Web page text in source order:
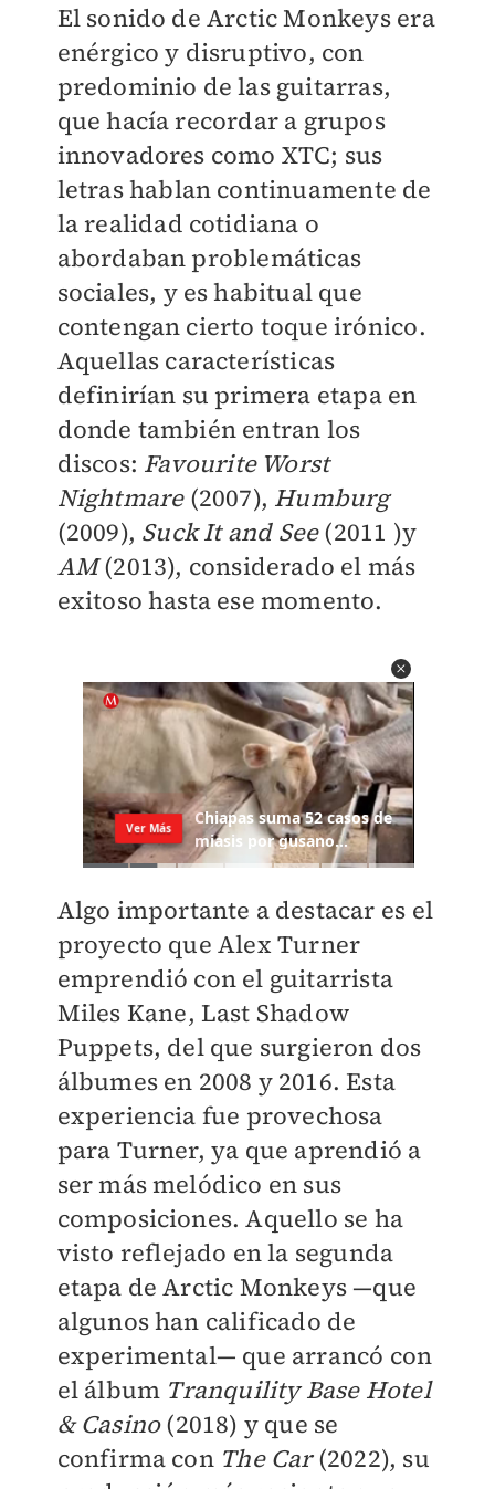
El sonido de Arctic Monkeys era
enérgico y disruptivo, con
predominio de las guitarras,
que hacía recordar a grupos
innovadores como XTC; sus
letras hablan continuamente de
la realidad cotidiana o
abordaban problemáticas
sociales, y es habitual que
contengan cierto toque irónico.
Aquellas características
definirían su primera etapa en
donde también entran los
discos: Favourite Worst
Nightmare(2007), Humburg
(2009), Suck It and See(2011 )y
AM(2013), considerado el más
exitoso hasta ese momento.
Algo importante a destacar es el
proyecto que Alex Turner
emprendió con el guitarrista
Miles Kane, Last Shadow
Puppets, del que surgieron dos
álbumes en 2008 y 2016. Esta
experiencia fue provechosa
para Turner, ya que aprendió a
ser más melódico en sus
composiciones. Aquello se ha
visto reflejado en la segunda
etapa de Arctic Monkeys —que
algunos han calificado de
experimental— que arrancó con
el álbum Tranquility Base Hotel
& Casino(2018) y que se
confirma con The Car(2022), su